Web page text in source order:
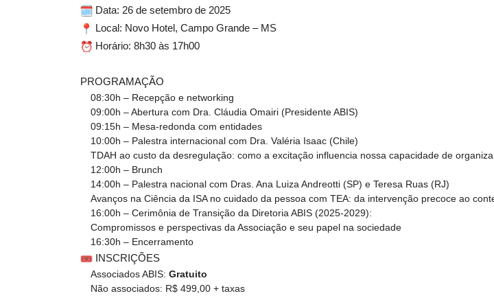
Data: 26 de setembro de 2025
Local: Novo Hotel, Campo Grande – MS
Horário: 8h30 às 17h00
PROGRAMAÇÃO
08:30h – Recepção e networking
09:00h – Abertura com Dra. Cláudia Omairi (Presidente ABIS)
09:15h – Mesa-redonda com entidades
10:00h – Palestra internacional com Dra. Valéria Isaac (Chile)
TDAH ao custo da desregulação: como a excitação influencia nossa capacidade de
12:00h – Brunch
14:00h – Palestra nacional com Dras. Ana Luiza Andreotti (SP) e Teresa Ruas (RJ)
Avanços na Ciência da ISA no cuidado da pessoa com TEA: da intervenção precoce ao
16:00h – Cerimônia de Transição da Diretoria ABIS (2025-2029):
Compromissos e perspectivas da Associação e seu papel na sociedade
16:30h – Encerramento
INSCRIÇÕES
Associados ABIS: Gratuito
Não associados: R$ 499,00 + taxas